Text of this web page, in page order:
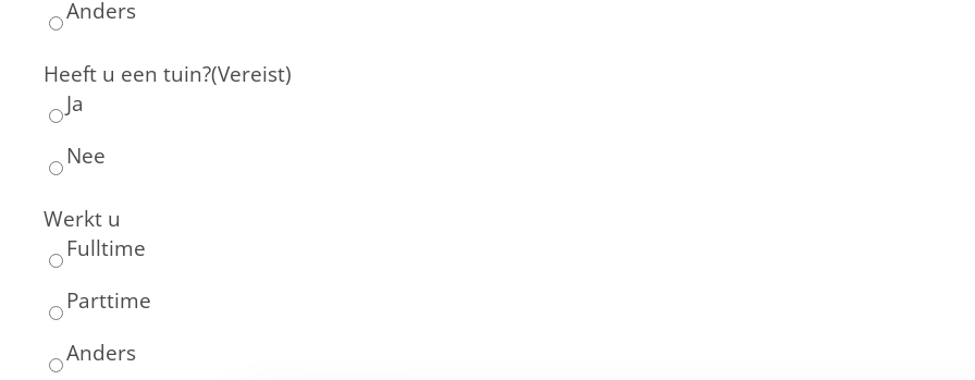
Anders
Heeft u een tuin?(Vereist)
Ja
Nee
Werkt u
Fulltime
Parttime
Anders